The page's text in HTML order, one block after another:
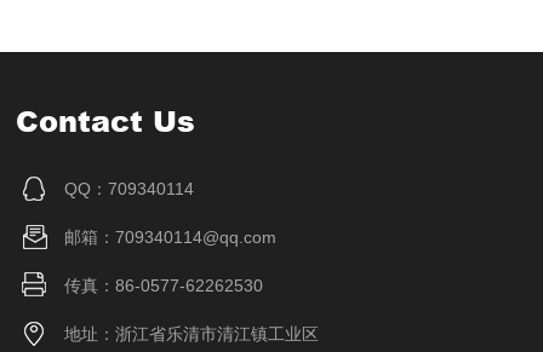
Contact Us
QQ：709340114
邮箱：709340114@qq.com
传真：86-0577-62262530
地址：浙江省乐清市清江镇工业区